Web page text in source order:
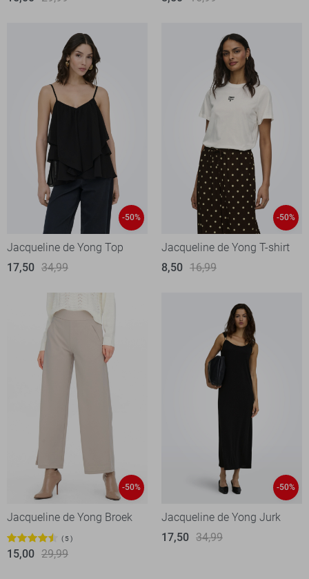
-50%
Jacqueline de Yong Top
17,50 34,99
-50%
Jacqueline de Yong T-shirt
8,50 16,99
-50%
Jacqueline de Yong Broek
5
15,00 29,99
-50%
Jacqueline de Yong Jurk
17,50 34,99